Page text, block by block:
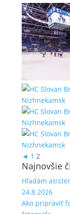
◄ 1 2
Najnovšie
Hľadám
24.8.2026
Ako pripraviť